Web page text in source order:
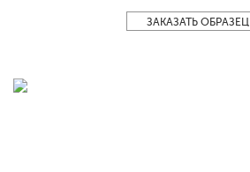
ЗАКАЗАТЬ ОБРАЗЕЦ